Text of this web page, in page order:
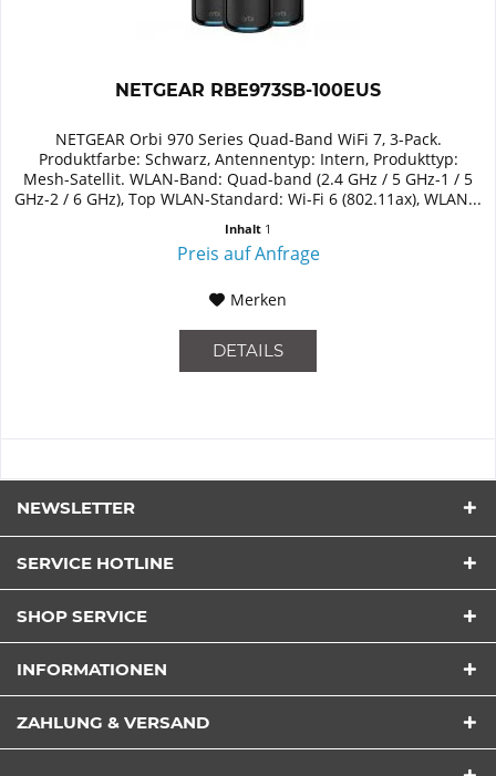
NETGEAR RBE973SB-100EUS
NETGEAR Orbi 970 Series Quad-Band WiFi 7, 3-Pack.
Produktfarbe: Schwarz, Antennentyp: Intern, Produkttyp:
Mesh-Satellit. WLAN-Band: Quad-band (2.4 GHz / 5 GHz-1 / 5
GHz-2 / 6 GHz), Top WLAN-Standard: Wi-Fi 6 (802.11ax), WLAN...
Inhalt 1
Preis auf Anfrage
Merken
DETAILS
NEWSLETTER
SERVICE HOTLINE
SHOP SERVICE
INFORMATIONEN
ZAHLUNG & VERSAND